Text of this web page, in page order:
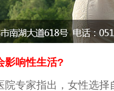
响性生活?
专家指出，女性选择